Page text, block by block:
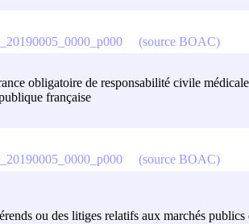
obligatoire de responsabilité civile
française
(source BOAC)
ou des litiges relatifs aux marchés publics
(source BOAC)